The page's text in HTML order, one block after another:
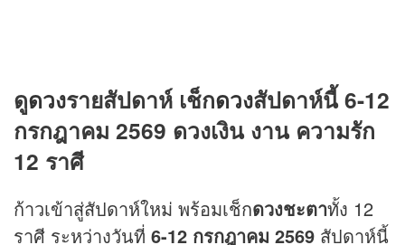
ดูดวงรายสัปดาห์ เช็กดวงสัปดาห์นี้ 6-12
กรกฎาคม 2569 ดวงเงิน งาน ความรัก
12 ราศี
ก้าวเข้าสู่สัปดาห์ใหม่ พร้อมเช็กดวงชะตาทั้ง 12
ราศี ระหว่างวันที่ 6-12 กรกฎาคม 2569 สัปดาห์นี้